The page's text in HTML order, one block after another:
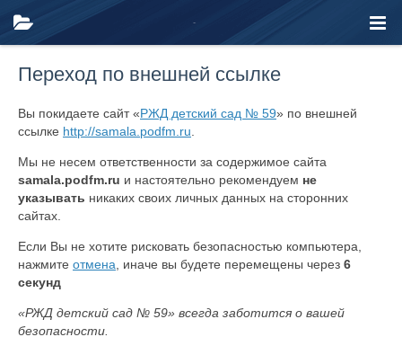
Переход по внешней ссылке
Вы покидаете сайт «РЖД детский сад № 59» по внешней
ссылке http://samala.podfm.ru
Мы не несем ответственности за содержимое сайта
samala.podfm.ru и настоятельно рекомендуем не
указывать никаких своих личных данных на сторонних
сайтах.
Если Вы не хотите рисковать безопасностью компьютера,
нажмите отмена , иначе вы будете перемещены через 6
секунд
«РЖД детский сад № 59» всегда заботится о вашей
безопасности.